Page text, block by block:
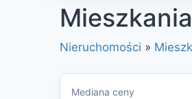
Nieruchomości »
Mediana ceny